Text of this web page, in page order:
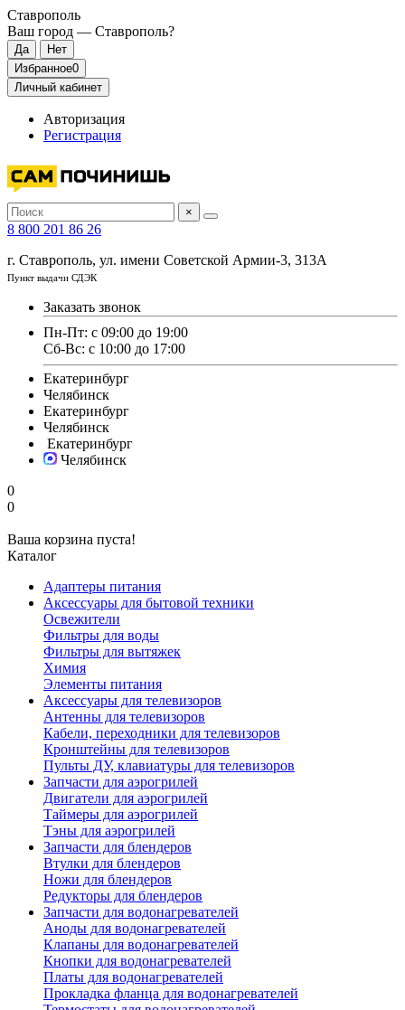
Ставрополь
Ваш город — Ставрополь?
Избранное0
Личный кабинет
Авторизация
Регистрация
×
8 800 201 86 26
г. Ставрополь, ул. имени Советской Армии-3, 313А
Пункт выдачи СДЭК
Заказать звонок
Пн-Пт: с 09:00 до 19:00
Сб-Вс: с 10:00 до 17:00
Екатеринбург
Челябинск
Екатеринбург
Челябинск
Екатеринбург
Челябинск
0
0
Ваша корзина пуста!
Каталог
Адаптеры питания
Аксессуары для бытовой техники
Освежители
Фильтры для воды
Фильтры для вытяжек
Химия
Элементы питания
Аксессуары для телевизоров
Антенны для телевизоров
Кабели, переходники для телевизоров
Кронштейны для телевизоров
Пульты ДУ, клавиатуры для телевизоров
Запчасти для аэрогрилей
Двигатели для аэрогрилей
Таймеры для аэрогрилей
Тэны для аэрогрилей
Запчасти для блендеров
Втулки для блендеров
Ножи для блендеров
Редукторы для блендеров
Запчасти для водонагревателей
Аноды для водонагревателей
Клапаны для водонагревателей
Кнопки для водонагревателей
Платы для водонагревателей
Прокладка фланца для водонагревателей